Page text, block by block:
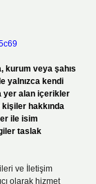
kurum veya şahıs
yalnızca kendi
yer alan içerikler
hakkında
ile isim
taslak
ve İletişim
olarak hizmet